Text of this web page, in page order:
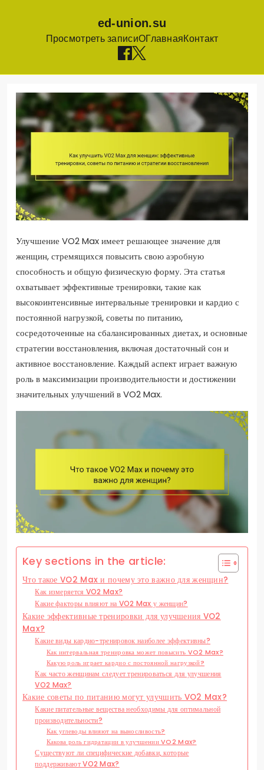
ed-union.su
Просмотреть записиОГлавнаяКонтакт
content
Улучшение VO2 Max имеет решающее значение для
женщин, стремящихся повысить свою аэробную
способность и общую физическую форму. Эта статья
охватывает эффективные тренировки, такие как
высокоинтенсивные интервальные тренировки и кардио с
постоянной нагрузкой, советы по питанию,
сосредоточенные на сбалансированных диетах, и основные
стратегии восстановления, включая достаточный сон и
активное восстановление. Каждый аспект играет важную
роль в максимизации производительности и достижении
значительных улучшений в VO2 Max.
Key sections in the article:
Что такое VO2 Max и почему это важно для женщин?
Как измеряется VO2 Max?
Какие факторы влияют на VO2 Max у женщин?
Какие эффективные тренировки для улучшения VO2
Max?
Какие виды кардио-тренировок наиболее эффективны?
Как интервальная тренировка может повысить VO2 Max?
Какую роль играет кардио с постоянной нагрузкой?
Как часто женщинам следует тренироваться для улучшения
VO2 Max?
Какие советы по питанию могут улучшить VO2 Max?
Какие питательные вещества необходимы для оптимальной
производительности?
Как углеводы влияют на выносливость?
Какова роль гидратации в улучшении VO2 Max?
Существуют ли специфические добавки, которые
поддерживают VO2 Max?